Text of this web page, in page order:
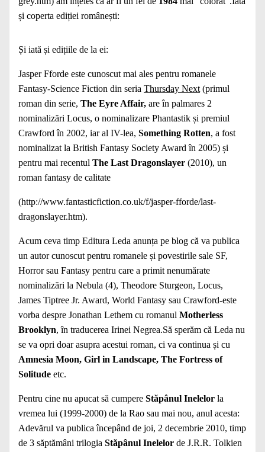
și coperta ediției românești:
Și iată și edițiile de la ei:
Jasper Fforde este cunoscut mai ales pentru romanele
Fantasy-Science Fiction din seria Thursday Next (primul
roman din serie, The Eyre Affair, are în palmares 2
nominalizări Locus, o nominalizare Phantastik și premiul
Crawford în 2002, iar al IV-lea, Something Rotten, a fost
nominalizat la British Fantasy Society Award în 2005) și
pentru mai recentul The Last Dragonslayer (2010), un
roman fantasy de calitate
(http://www.fantasticfiction.co.uk/f/jasper-fforde/last-
dragonslayer.htm).
Acum ceva timp Editura Leda anunța pe blog că va publica
un autor cunoscut pentru romanele și povestirile sale SF,
Horror sau Fantasy pentru care a primit nenumărate
nominalizări la Nebula (4), Theodore Sturgeon, Locus,
James Tiptree Jr. Award, World Fantasy sau Crawford-este
vorba despre Jonathan Lethem cu romanul Motherless
Brooklyn, în traducerea Irinei Negrea.Să sperăm că Leda nu
se va opri doar asupra acestui roman, ci va continua și cu
Amnesia Moon, Girl in Landscape, The Fortress of
Solitude etc.
Pentru cine nu apucat să cumpere Stăpânul Inelelor la
vremea lui (1999-2000) de la Rao sau mai nou, anul acesta:
Adevărul va publica începând de joi, 2 decembrie 2010, timp
de 3 săptămâni trilogia Stăpânul Inelelor de J.R.R. Tolkien